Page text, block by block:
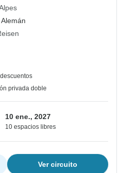
privada doble
10 ene., 2027
10 espacios libres
Ver circuito